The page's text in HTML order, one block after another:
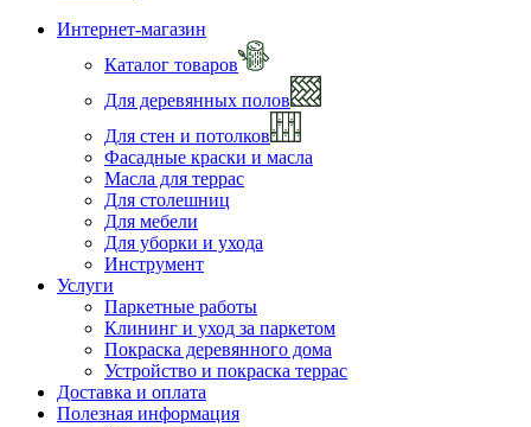
Интернет-магазин
Каталог товаров
Для деревянных полов
Для стен и потолков
Фасадные краски и масла
Масла для террас
Для столешниц
Для мебели
Для уборки и ухода
Инструмент
Услуги
Паркетные работы
Клининг и уход за паркетом
Покраска деревянного дома
Устройство и покраска террас
Доставка и оплата
Полезная информация